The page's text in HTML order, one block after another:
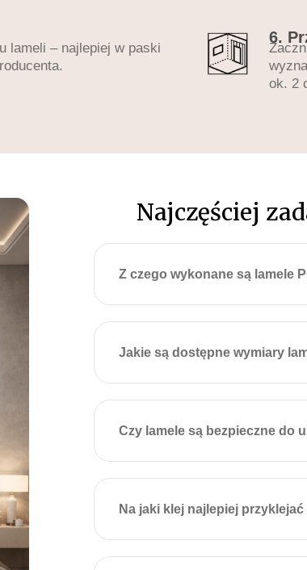
lameli – najlepiej w paski
6.
ok. 2
Najczęściej
Z czego wykonane są lamele
Jakie są dostępne wymiary
Czy lamele są bezpieczne do
Na jaki klej najlepiej przyklejać